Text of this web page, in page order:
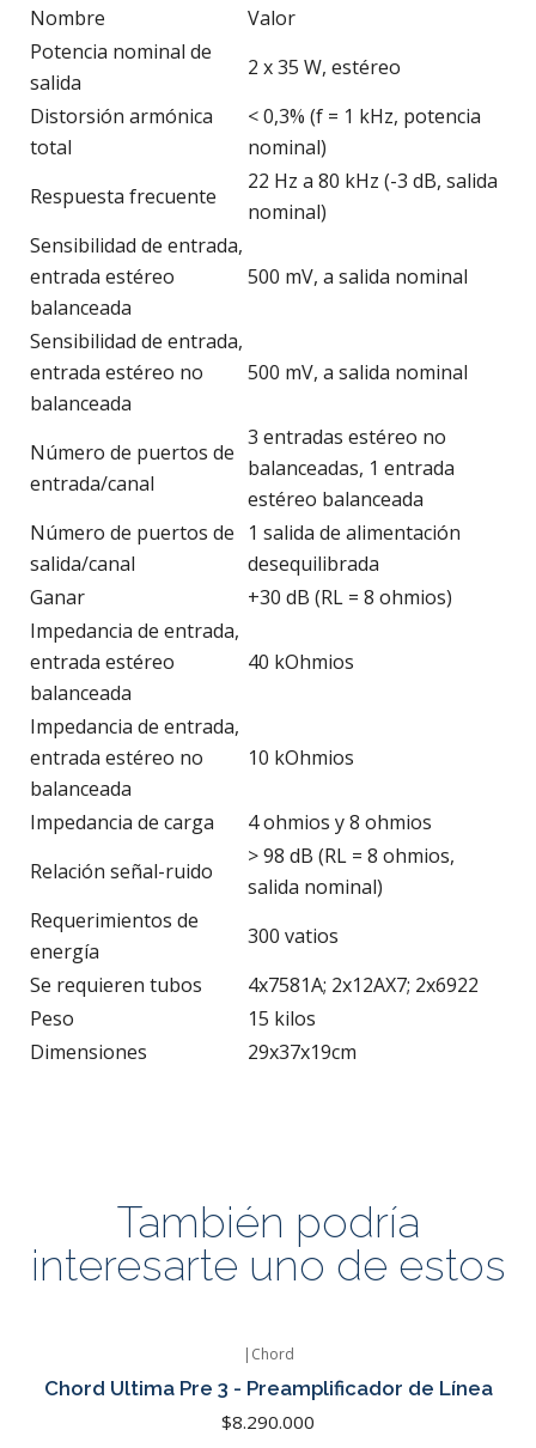
Nombre
Valor
Potencia nominal de
salida
2 x 35 W, estéreo
Distorsión armónica
total
< 0,3% (f = 1 kHz, potencia
nominal)
Respuesta frecuente
22 Hz a 80 kHz (-3 dB, salida
nominal)
Sensibilidad de entrada,
entrada estéreo
balanceada
500 mV, a salida nominal
Sensibilidad de entrada,
entrada estéreo no
balanceada
500 mV, a salida nominal
Número de puertos de
entrada/canal
3 entradas estéreo no
balanceadas, 1 entrada
estéreo balanceada
Número de puertos de
salida/canal
1 salida de alimentación
desequilibrada
Ganar
+30 dB (RL = 8 ohmios)
Impedancia de entrada,
entrada estéreo
balanceada
40 kOhmios
Impedancia de entrada,
entrada estéreo no
balanceada
10 kOhmios
Impedancia de carga
4 ohmios y 8 ohmios
Relación señal-ruido
> 98 dB (RL = 8 ohmios,
salida nominal)
Requerimientos de
energía
300 vatios
Se requieren tubos
4x7581A; 2x12AX7; 2x6922
Peso
15 kilos
Dimensiones
29x37x19cm
También podría
interesarte uno de estos
| Chord
Chord Ultima Pre 3 - Preamplificador de Línea
$8.290.000